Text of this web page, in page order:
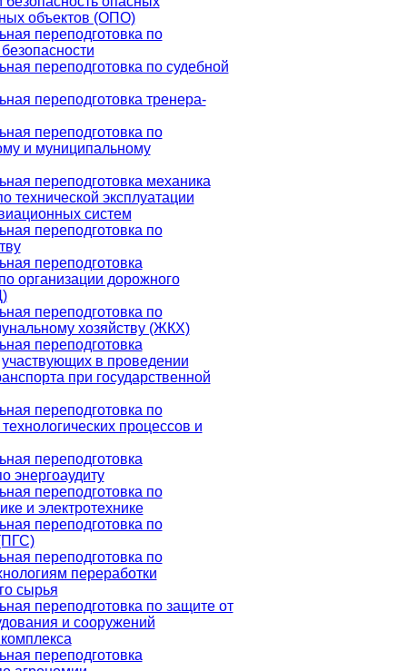
объектов (ОПО)
переподготовка по
переподготовка по судебной
переподготовка тренера-
переподготовка по
и муниципальному
переподготовка механика
технической эксплуатации
систем
переподготовка по
переподготовка
организации дорожного
переподготовка по
хозяйству (ЖКХ)
переподготовка
в проведении
при государственной
переподготовка по
процессов и
переподготовка
энергоаудиту
переподготовка по
и электротехнике
переподготовка по
переподготовка по
переработки
сырья
переподготовка по защите от
и сооружений
переподготовка